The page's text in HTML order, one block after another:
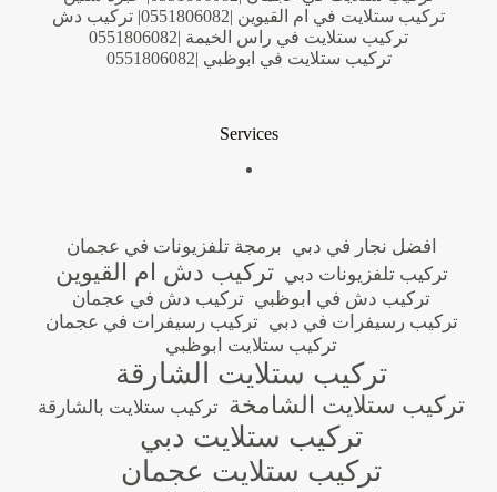
تركيب ستلايت في ام القيوين |0551806082| تركيب دش
تركيب ستلايت في راس الخيمة |0551806082
تركيب ستلايت في ابوظبي |0551806082
Services
افضل نجار في دبي برمجة تلفزيونات في عجمان
تركيب تلفزيونات دبي تركيب دش ام القيوين
تركيب دش في ابوظبي تركيب دش في عجمان
تركيب رسيفرات في دبي تركيب رسيفرات في عجمان
تركيب ستلايت ابوظبي
تركيب ستلايت الشارقة
تركيب ستلايت الشامخة تركيب ستلايت بالشارقة
تركيب ستلايت دبي
تركيب ستلايت عجمان